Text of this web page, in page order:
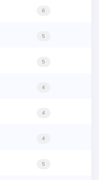
6
5
5
4
4
4
5